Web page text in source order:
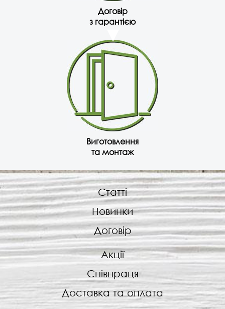
Договір
з гарантією
Виготовлення
та монтаж
Статті
Новинки
Договір
Акції
Співпраця
Доставка та оплата